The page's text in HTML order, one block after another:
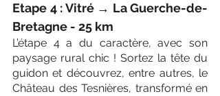
Etape 4 : Vitré → La Guerche-de-
Bretagne - 25 km
L’étape 4 a du caractère, avec son
paysage rural chic ! Sortez la tête du
guidon et découvrez, entre autres, le
Château des Tesnières, transformé en